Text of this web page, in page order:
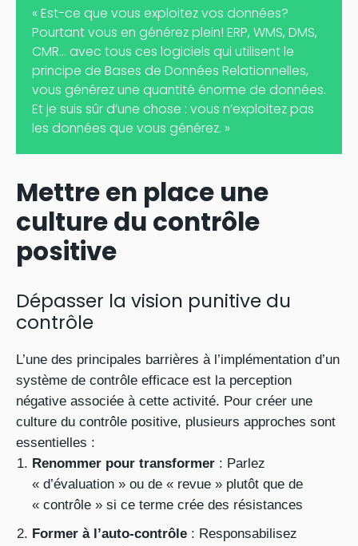
« Est-ce que vous exploitez vos données?
Pourtant vous en générez plein! ERP, WMS, DMS,
CMR… avec tous ces logiciels qui utilisent le
principe de Bases de Données Relationnelles,
vous générez une quantité énorme de données.
Et je suis sûr d’une chose : vous n’exploitez pas
les données que vous générez. »
Mettre en place une
culture du contrôle
positive
Dépasser la vision punitive du
contrôle
L’une des principales barrières à l’implémentation d’un
système de contrôle efficace est la perception
négative associée à cette activité. Pour créer une
culture du contrôle positive, plusieurs approches sont
essentielles :
Renommer pour transformer : Parlez
« d’évaluation » ou de « revue » plutôt que de
« contrôle » si ce terme crée des résistances
Former à l’auto-contrôle : Responsabilisez